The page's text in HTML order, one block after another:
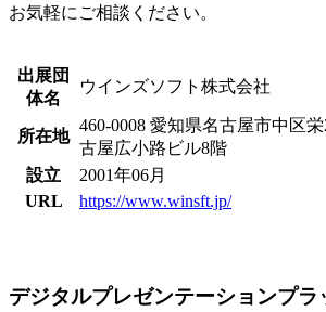
お気軽にご相談ください。
出展団
体名
ウインズソフト株式会社
所在地
460-0008 愛知県名古屋市中区
古屋広小路ビル8階
設立
2001年06月
URL
https://www.winsft.jp/
デジタルプレゼンテーションプラ